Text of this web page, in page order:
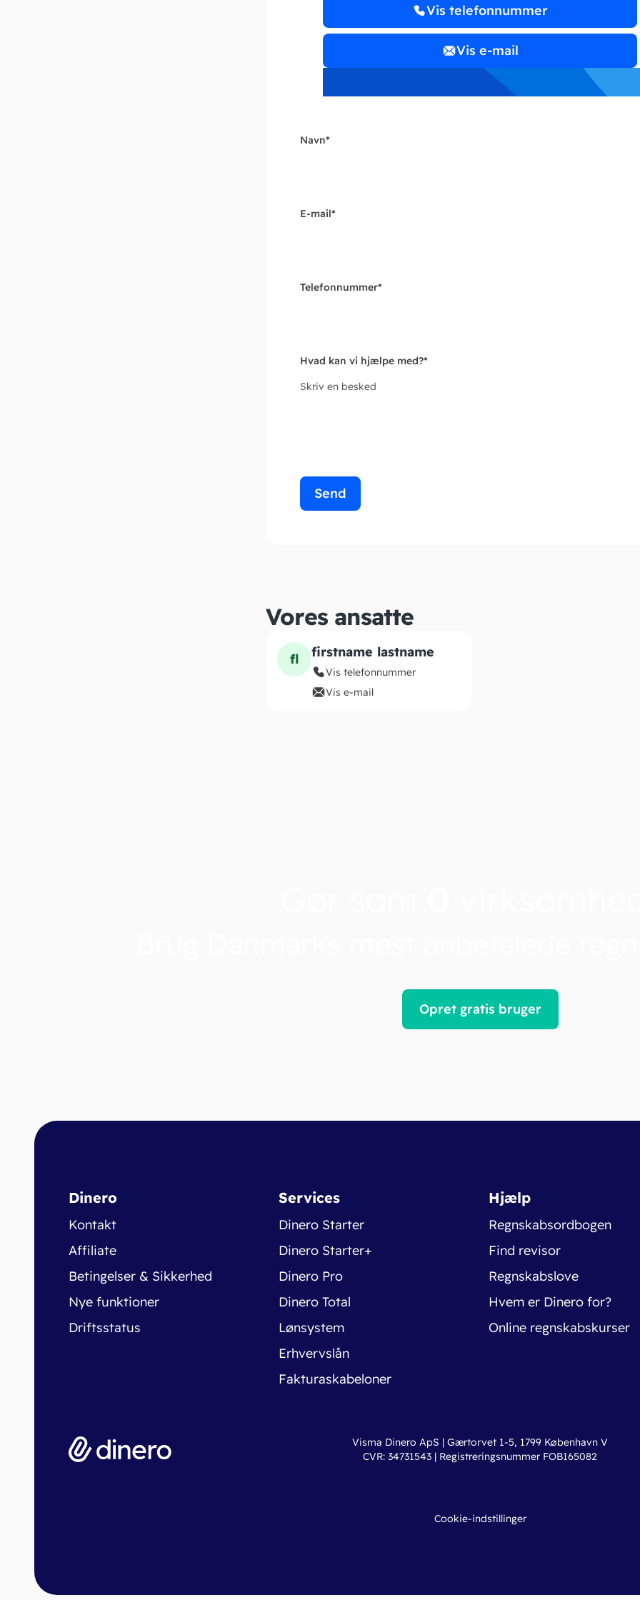
Vis telefonnummer
Vis e-mail
Navn*
E-mail*
Telefonnummer*
Hvad kan vi hjælpe med?*
Skriv en besked
Send
Vores ansatte
fl firstname lastname
Vis telefonnummer
Vis e-mail
Opret gratis bruger
Dinero
Kontakt
Affiliate
Betingelser & Sikkerhed
Nye funktioner
Driftsstatus
Services
Dinero Starter
Dinero Starter+
Dinero Pro
Dinero Total
Lønsystem
Erhvervslån
Fakturaskabeloner
Hjælp
Regnskabsordbogen
Find revisor
Regnskabslove
Hvem er Dinero for?
Online regnskabskurser
Visma Dinero ApS | Gærtorvet 1-5, 1799 København V
CVR: 34731543 | Registreringsnummer FOB165082
Cookie-indstillinger